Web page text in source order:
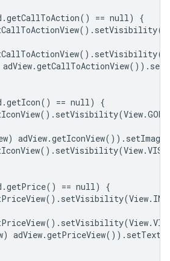
.getCallToAction() == null)
{
() . setVisibility(
() . setVisibility(
adView.getCallToActionView()) .
.getIcon() == null)
{
() . setVisibility(View.GONE
) adView.getIconView()) .
() . setVisibility(View.
.getPrice() == null)
{
() . setVisibility(View.
() . setVisibility(View.
) adView.getPriceView()) . setText